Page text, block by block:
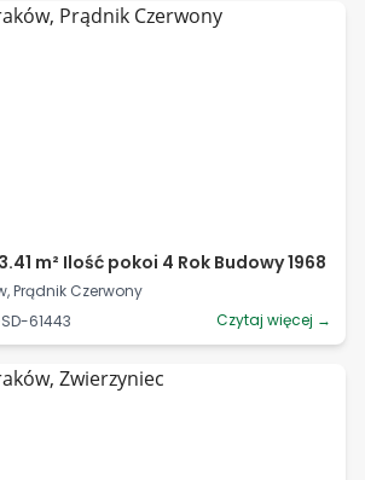
m² Ilość pokoi 4 Rok Budowy 1968
Prądnik Czerwony
61443
Czytaj więcej →